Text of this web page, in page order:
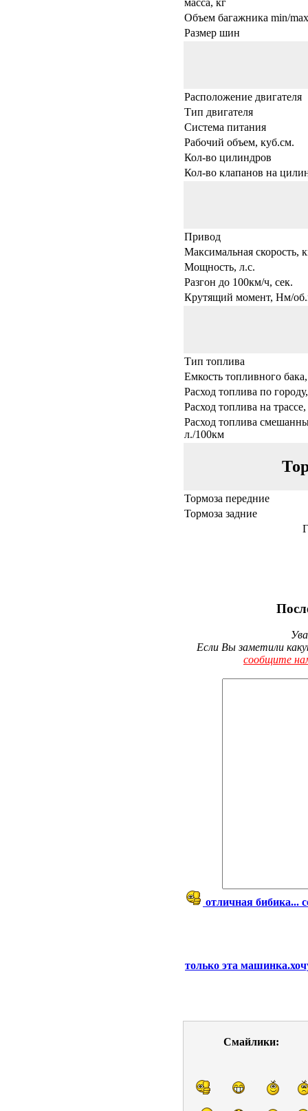
Объем багажника min/
Размер шин
Расположение двигателя
Тип двигателя
Система питания
Рабочий объем, куб.см.
Кол-во цилиндров
Кол-во клапанов на
Привод
Максимальная скорость,
Мощность, л.с.
Разгон до 100км/ч, сек.
Крутящий момент, Нм/
Тип топлива
Емкость топливного
Расход топлива по
Расход топлива на
Расход топлива
л./100км
Тормоза передние
Тормоза задние
Если Вы заметили
сообщите
отличная бибика...
только эта
Смайлики: